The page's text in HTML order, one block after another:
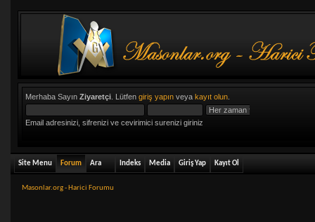
Merhaba Sayın Ziyaretçi. Lütfen giriş yapınveya kayıt olun.
Email adresinizi, sifrenizi ve cevirimici surenizi giriniz
Site Menu Forum Ara Indeks Media Giriş Yap Kayıt Ol
Masonlar.org - Harici Forumu